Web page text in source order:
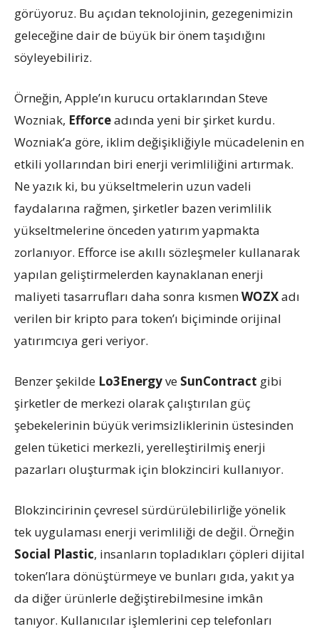
görüyoruz. Bu açıdan teknolojinin, gezegenimizin
geleceğine dair de büyük bir önem taşıdığını
söyleyebiliriz.
Örneğin, Apple’ın kurucu ortaklarından Steve
Wozniak, Efforceadında yeni bir şirket kurdu.
Wozniak’a göre, iklim değişikliğiyle mücadelenin en
etkili yollarından biri enerji verimliliğini artırmak.
Ne yazık ki, bu yükseltmelerin uzun vadeli
faydalarına rağmen, şirketler bazen verimlilik
yükseltmelerine önceden yatırım yapmakta
zorlanıyor. Efforce ise akıllı sözleşmeler kullanarak
yapılan geliştirmelerden kaynaklanan enerji
maliyeti tasarrufları daha sonra kısmenWOZXadı
verilen bir kripto para token’ı biçiminde orijinal
yatırımcıya geri veriyor.
Benzer şekilde Lo3Energyve SunContract gibi
şirketler de merkezi olarak çalıştırılan güç
şebekelerinin büyük verimsizliklerinin üstesinden
gelen tüketici merkezli, yerelleştirilmiş enerji
pazarları oluşturmak için blokzinciri kullanıyor.
Blokzincirinin çevresel sürdürülebilirliğe yönelik
tek uygulaması enerji verimliliği de değil. Örneğin
Social Plastic, insanların topladıkları çöpleri dijital
token’lara dönüştürmeye ve bunları gıda, yakıt ya
da diğer ürünlerle değiştirebilmesine imkân
tanıyor. Kullanıcılar işlemlerini cep telefonları